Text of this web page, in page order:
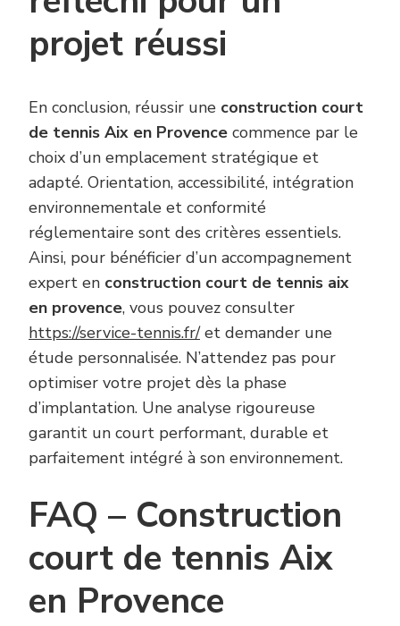
projet réussi
En conclusion, réussir une construction court
de tennis Aix en Provence commence par le
choix d’un emplacement stratégique et
adapté. Orientation, accessibilité, intégration
environnementale et conformité
réglementaire sont des critères essentiels.
Ainsi, pour bénéficier d’un accompagnement
expert en construction court de tennis aix
en provence, vous pouvez consulter
https://service-tennis.fr/et demander une
étude personnalisée. N’attendez pas pour
optimiser votre projet dès la phase
d’implantation. Une analyse rigoureuse
garantit un court performant, durable et
parfaitement intégré à son environnement.
FAQ – Construction
court de tennis Aix
en Provence